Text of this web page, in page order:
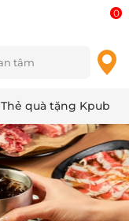
0
Thẻ quà tặng Kpub